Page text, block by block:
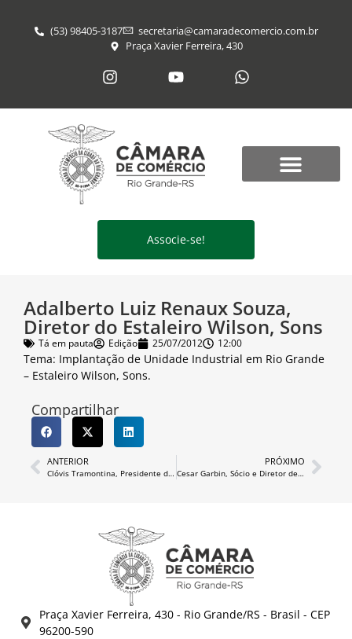
(53) 98405-3187
secretaria@​camaradecomercio.com.br
Praça Xavier Ferreira, 430
Associe-se!
Adalberto Luiz Renaux Souza,
Diretor do Estaleiro Wilson, Sons
Tá em pauta Edição 25/07/2012 12:00
Tema: Implantação de Unidade Industrial em Rio Grande
– Estaleiro Wilson, Sons.
Compartilhar
ANTERIOR
Clóvis Tramontina, Presidente do Grupo Tramontina
PRÓXIMO
Cesar Garbin, Sócio e Diretor de operações da 5R Shopping Centers
Praça Xavier Ferreira, 430 - Rio Grande/RS - Brasil - CEP
96200-590